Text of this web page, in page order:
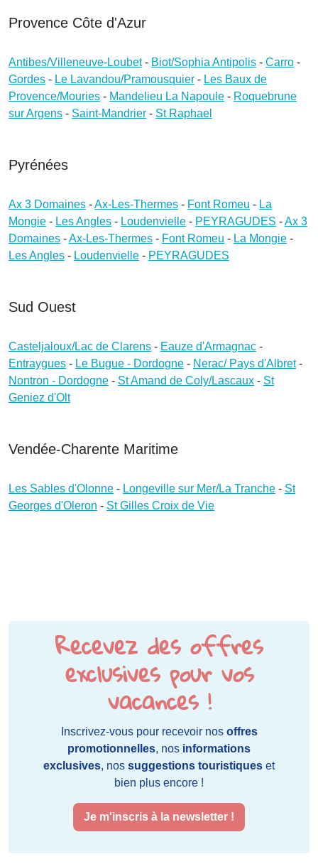
Provence Côte d'Azur
Antibes/Villeneuve-Loubet- Biot/Sophia Antipolis - Carro -
Gordes - Le Lavandou/Pramousquier - Les Baux de
Provence/Mouries - Mandelieu La Napoule - Roquebrune
sur Argens - Saint-Mandrier - St Raphael
Pyrénées
Ax 3 Domaines -Ax-Les-Thermes - Font Romeu - La
Mongie - Les Angles - Loudenvielle - PEYRAGUDES -Ax 3
Domaines -Ax-Les-Thermes - Font Romeu - La Mongie -
Les Angles - Loudenvielle - PEYRAGUDES
Sud Ouest
Casteljaloux/Lac de Clarens - Eauze d'Armagnac -
Entraygues - Le Bugue - Dordogne - Nerac/ Pays d'Albret-
Nontron - Dordogne - St Amand de Coly/Lascaux - St
Geniez d'Olt
Vendée-Charente Maritime
Les Sables d'Olonne - Longeville sur Mer/La Tranche - St
Georges d'Oleron - St Gilles Croix de Vie
Recevez des offres
exclusives pour vos
vacances !
Inscrivez-vous pour recevoir nos offres
promotionnelles, nos informations
exclusives, nos suggestions touristiques et
bien plus encore !
Je m'inscris à la newsletter !